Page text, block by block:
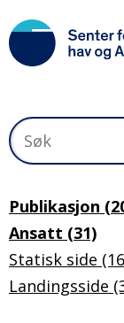
til
hovedinnhold
Publikasjon
Ansatt (31)
Statisk side
Landingsside